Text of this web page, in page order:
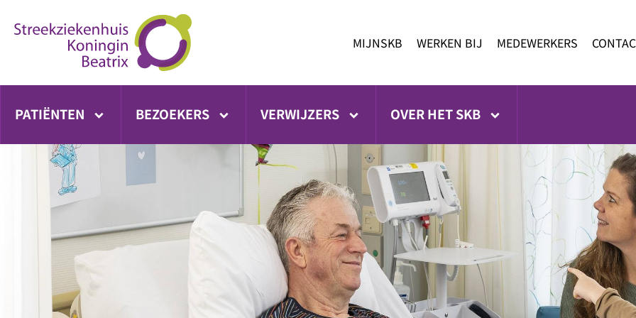
direct
MIJNSKB WERKEN BIJ MEDEWERKERS
PATIËNTEN BEZOEKERS VERWIJZERS OVER HET SKB